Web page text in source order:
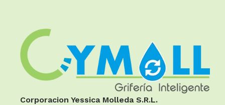
Corporacion Yessica Molleda S.R.L.